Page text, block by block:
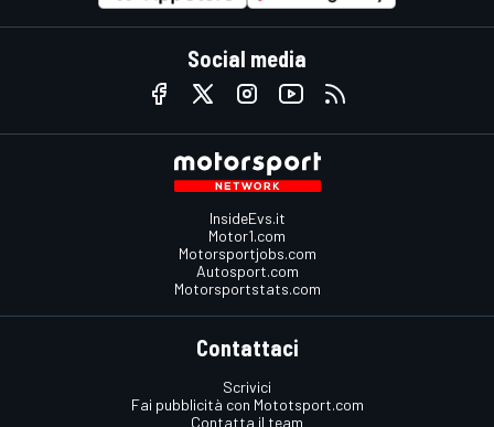
Social media
InsideEvs.it
Motor1.com
Motorsportjobs.com
Autosport.com
Motorsportstats.com
Contattaci
Scrivici
Fai pubblicità con Mototsport.com
Contatta il team